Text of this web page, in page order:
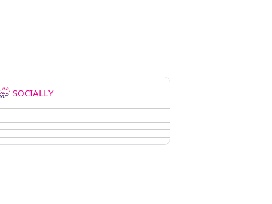
SOCIALLY